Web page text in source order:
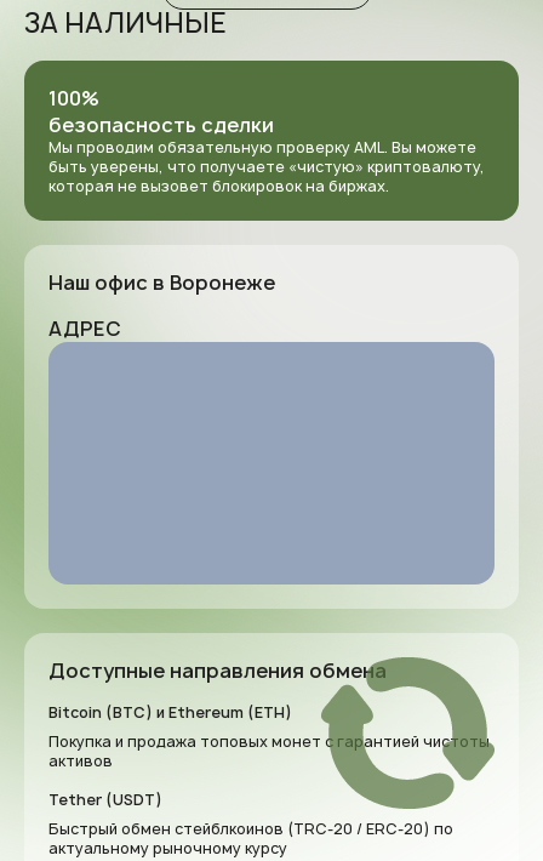
ЗА НАЛИЧНЫЕ
100%
безопасность сделки
Мы проводим обязательную проверку AML. Вы можете
быть уверены, что получаете «чистую» криптовалюту,
которая не вызовет блокировок на биржах.
Наш офис в Воронеже
АДРЕС
Доступные направления обмена
Bitcoin (BTC) и Ethereum (ETH)
Покупка и продажа топовых монет с гарантией чистоты
активов
Tether (USDT)
Быстрый обмен стейблкоинов (TRC-20 / ERC-20) по
актуальному рыночному курсу